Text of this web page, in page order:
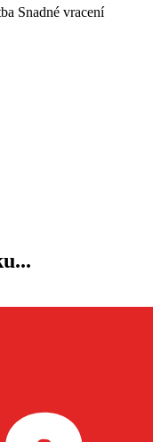
Snadné vracení